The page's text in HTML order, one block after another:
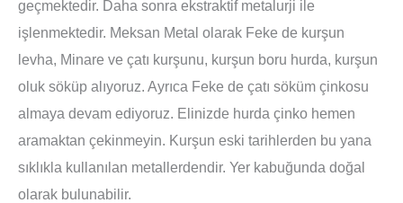
geçmektedir. Daha sonra ekstraktif metalurji ile
işlenmektedir. Meksan Metal olarak Feke de kurşun
levha, Minare ve çatı kurşunu, kurşun boru hurda, kurşun
oluk söküp alıyoruz. Ayrıca Feke de çatı söküm çinkosu
almaya devam ediyoruz. Elinizde hurda çinko hemen
aramaktan çekinmeyin. Kurşun eski tarihlerden bu yana
sıklıkla kullanılan metallerdendir. Yer kabuğunda doğal
olarak bulunabilir.